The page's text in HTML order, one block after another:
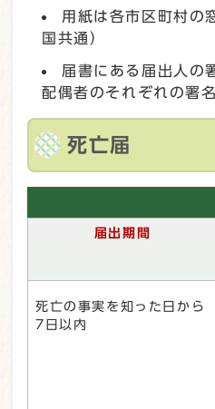
用紙は各市区町村の
国共通）
届書にある届出人の
配偶者のそれぞれの署
死亡届
届出期間
死亡の事実を知った日から
7日以内